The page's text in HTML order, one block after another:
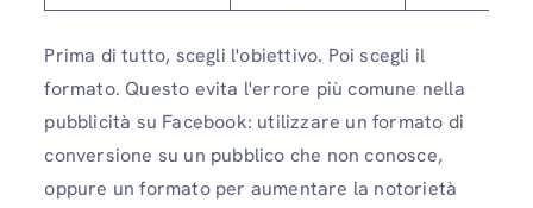
Prima di tutto, scegli l'obiettivo. Poi scegli il
formato. Questo evita l'errore più comune nella
pubblicità su Facebook: utilizzare un formato di
conversione su un pubblico che non conosce,
oppure un formato per aumentare la notorietà